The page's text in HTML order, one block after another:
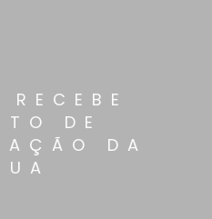
DE
DA